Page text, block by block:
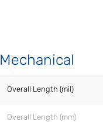
Mechanical
Overall Length (mil)
Overall Length (mm)